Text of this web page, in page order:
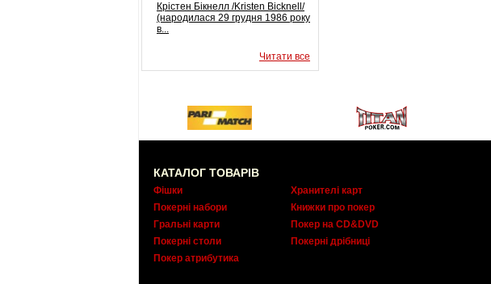
Крістен Бікнелл /Kristen Bicknell/
(народилася 29 грудня 1986 року
в...
Читати все
КАТАЛОГ ТОВАРІВ
Фішки
Покерні набори
Гральні карти
Покерні столи
Покер атрибутика
Хранителі карт
Книжки про покер
Покер на CD&DVD
Покерні дрібниці